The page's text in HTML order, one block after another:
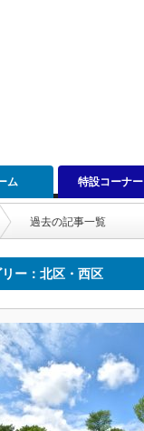
ム 特設コーナー
過去の記事一覧
ー：北区・西区